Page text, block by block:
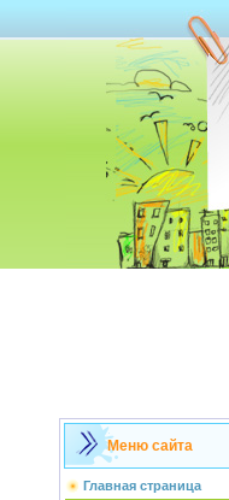
Меню сайта
Главная страница